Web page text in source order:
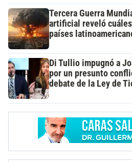
Tercera Guerra
artificial reveló
países
Di Tullio impugnó a
por un presunto
debate de la Ley de